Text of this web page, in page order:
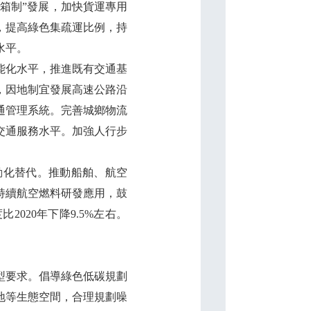
制”發展，加快貨運專用
提高綠色集疏運比例，持
。
水平，推進既有交通基
因地制宜發展高速公路沿
管理系統。完善城鄉物流
通服務水平。加強人行步
替代。推動船舶、航空
續航空燃料研發應用，鼓
2020年下降9.5%左右。
求。倡導綠色低碳規劃
等生態空間，合理規劃噪